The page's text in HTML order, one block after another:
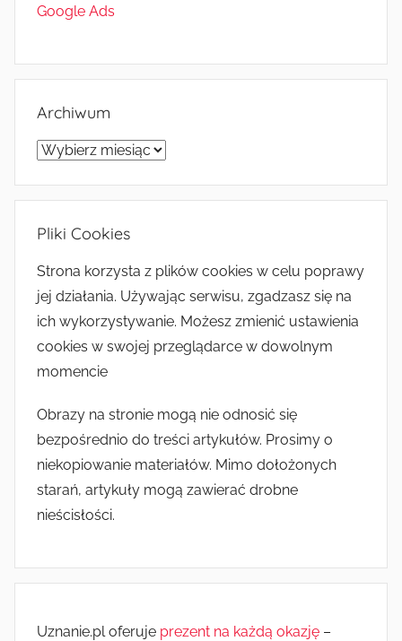
Google Ads
Archiwum
Archiwum
Pliki Cookies
Strona korzysta z plików cookies w celu poprawy
jej działania. Używając serwisu, zgadzasz się na
ich wykorzystywanie. Możesz zmienić ustawienia
cookies w swojej przeglądarce w dowolnym
momencie
Obrazy na stronie mogą nie odnosić się
bezpośrednio do treści artykułów. Prosimy o
niekopiowanie materiałów. Mimo dołożonych
starań, artykuły mogą zawierać drobne
nieścisłości.
Uznanie.pl oferuje prezent na każdą okazję –